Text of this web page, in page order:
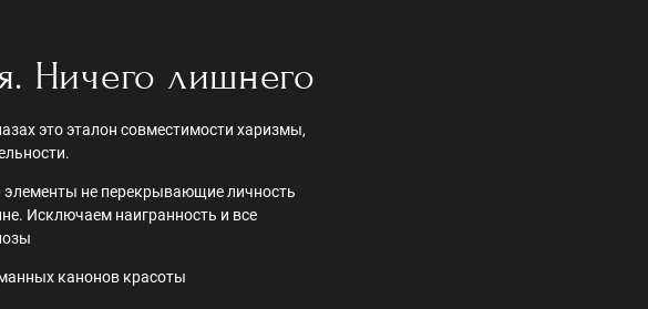
Ничего лишнего
это эталон совместимости харизмы,
не перекрывающие личность
Исключаем наигранность и все
канонов красоты